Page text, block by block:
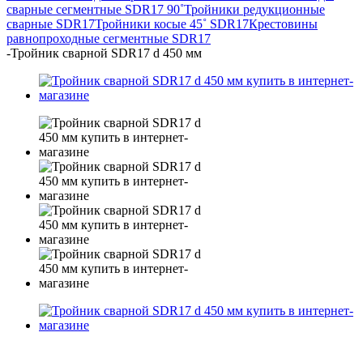
сварные сегментные SDR17 90˚Тройники редукционные
сварные SDR17Тройники косые 45˚ SDR17Крестовины
равнопроходные сегментные SDR17
-Тройник сварной SDR17 d 450 мм